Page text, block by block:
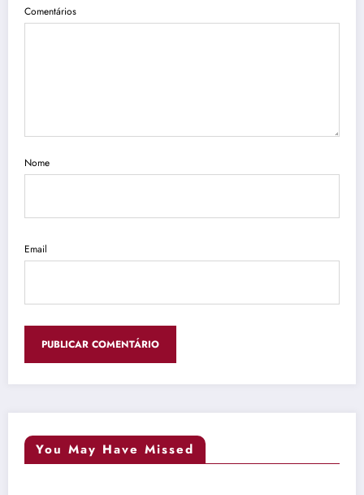
Comentários
Nome
Email
You May Have Missed